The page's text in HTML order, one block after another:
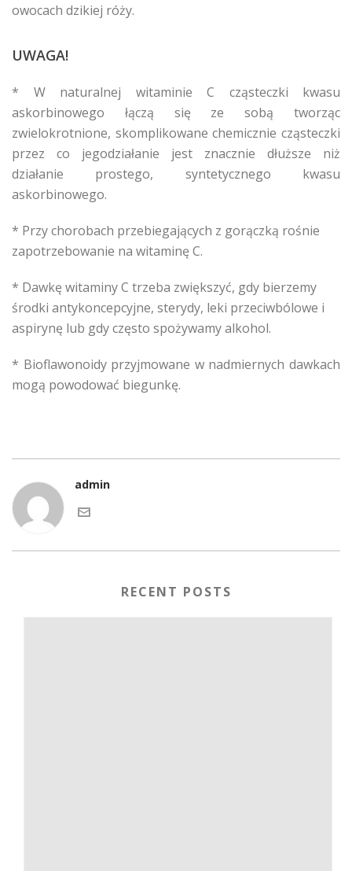
owocach dzikiej róży.
UWAGA!
* W naturalnej witaminie C cząsteczki kwasu
askorbinowego łączą się ze sobą tworząc
zwielokrotnione, skomplikowane chemicznie cząsteczki
przez co jegodziałanie jest znacznie dłuższe niż
działanie prostego, syntetycznego kwasu
askorbinowego.
* Przy chorobach przebiegających z gorączką rośnie
zapotrzebowanie na witaminę C.
* Dawkę witaminy C trzeba zwiększyć, gdy bierzemy
środki antykoncepcyjne, sterydy, leki przeciwbólowe i
aspirynę lub gdy często spożywamy alkohol.
* Bioflawonoidy przyjmowane w nadmiernych dawkach
mogą powodować biegunkę.
admin
RECENT POSTS